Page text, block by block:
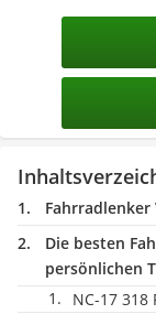
Fahrradlenker
Die besten
persönlichen
NC-17 318